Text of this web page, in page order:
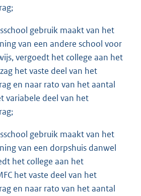
gebruik maakt van het
van een andere school voor
vergoedt het college aan het
het vaste deel van het
en naar rato van het aantal
variabele deel van het
gebruik maakt van het
van een dorpshuis danwel
het college aan het
het vaste deel van het
en naar rato van het aantal